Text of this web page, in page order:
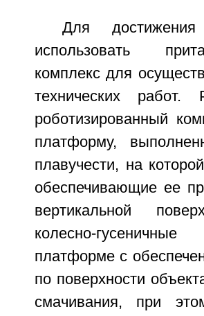
Для
использовать
комплекс для
технических работ.
роботизированный
платформу,
плавучести, на
обеспечивающие ее
вертикальной
колесно-
платформе с
по поверхности
смачивания, при